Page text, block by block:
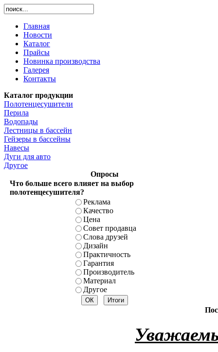
Главная
Новости
Каталог
Прайсы
Новинка производства
Галерея
Контакты
Каталог продукции
Полотенцесушители
Перила
Водопады
Лестницы в бассейн
Гейзеры в бассейны
Навесы
Дуги для авто
Другое
Опросы
Что больше всего влияет на выбор
полотенцесушителя?
Реклама
Качество
Цена
Совет продавца
Слова друзей
Дизайн
Практичность
Гарантия
Производитель
Материал
Другое